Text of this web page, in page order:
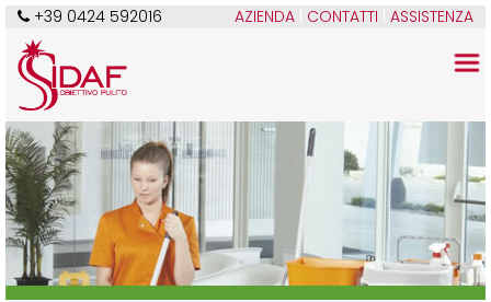
+39 0424 592016 AZIENDA CONTATTI |ASSISTENZA